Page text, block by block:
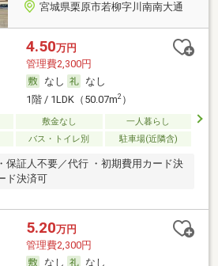
宮城県栗原市若柳字川南南大通
4.50万円
管理費2,300円
なし
なし
1階 / 1LDK（50.07m2）
敷金なし
一人暮らし
バス・トイレ別 駐車場(近隣含)
保証人不要／代行 ・初期費用カード決
ド決済可
5.20万円
管理費2,300円
なし
なし